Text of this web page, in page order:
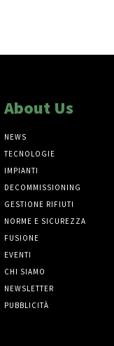
About Us
NEWS
TECNOLOGIE
IMPIANTI
DECOMMISSIONING
GESTIONE RIFIUTI
NORME E SICUREZZA
FUSIONE
EVENTI
CHI SIAMO
NEWSLETTER
PUBBLICITÀ